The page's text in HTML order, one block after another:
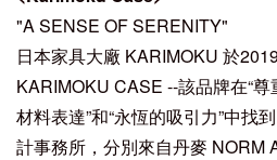
"A SENSE OF SERENITY"
日本家具大廠 KARIMOKU 於
KARIMOKU CASE --該品牌在“尊
材料表達”和“永恆的吸引力”中找
計事務所，分別來自丹麥 NORM